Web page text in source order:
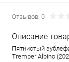
Отзывов: 0
Описание
Пятнистый
Tremper Albino